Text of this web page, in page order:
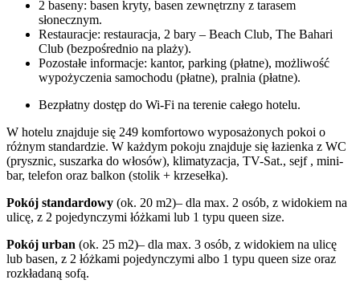
2 baseny: basen kryty, basen zewnętrzny z tarasem
słonecznym.
Restauracje: restauracja, 2 bary – Beach Club, The Bahari
Club (bezpośrednio na plaży).
Pozostałe informacje: kantor, parking (płatne), możliwość
wypożyczenia samochodu (płatne), pralnia (płatne).
Bezpłatny dostęp do Wi-Fi na terenie całego hotelu.
W hotelu znajduje się 249 komfortowo wyposażonych pokoi o
różnym standardzie. W każdym pokoju znajduje się łazienka z WC
(prysznic, suszarka do włosów), klimatyzacja, TV-Sat., sejf , mini-
bar, telefon oraz balkon (stolik + krzesełka).
Pokój standardowy (ok. 20 m2)– dla max. 2 osób, z widokiem na
ulicę, z 2 pojedynczymi łóżkami lub 1 typu queen size.
Pokój urban (ok. 25 m2)– dla max. 3 osób, z widokiem na ulicę
lub basen, z 2 łóżkami pojedynczymi albo 1 typu queen size oraz
rozkładaną sofą.